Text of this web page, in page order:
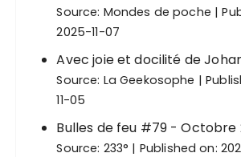
Source: Mondes de poche
2025-11-07
Avec joie et docilité de
Source: La Geekosophe
11-05
Bulles de feu #79 - Octobre
Source: 233° Published on: